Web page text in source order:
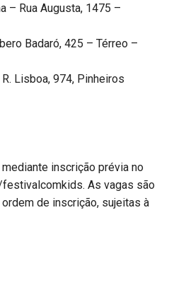
– Rua Augusta, 1475 –
Badaró, 425 – Térreo –
Lisboa, 974, Pinheiros
inscrição prévia no
As vagas são
de inscrição, sujeitas à